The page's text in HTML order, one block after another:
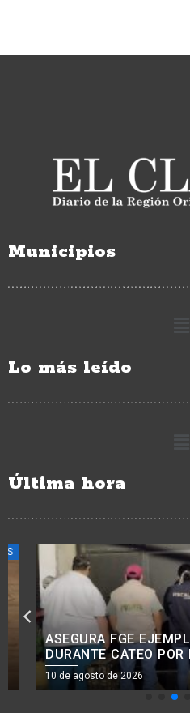
Municipios
Lo más leído
Última hora
ASEGURA FGE
DURANTE CATEO POR
MALTRATO ANIMAL EN
10 de agosto de 2026